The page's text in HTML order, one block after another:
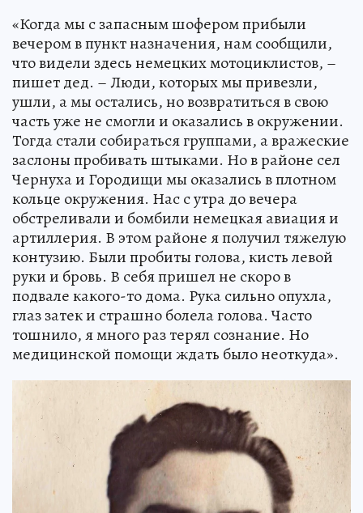
«Когда мы с запасным шофером прибыли
вечером в пункт назначения, нам сообщили,
что видели здесь немецких мотоциклистов, –
пишет дед. – Люди, которых мы привезли,
ушли, а мы остались, но возвратиться в свою
часть уже не смогли и оказались в окружении.
Тогда стали собираться группами, а вражеские
заслоны пробивать штыками. Но в районе сел
Чернуха и Городищи мы оказались в плотном
кольце окружения. Нас с утра до вечера
обстреливали и бомбили немецкая авиация и
артиллерия. В этом районе я получил тяжелую
контузию. Были пробиты голова, кисть левой
руки и бровь. В себя пришел не скоро в
подвале какого-то дома. Рука сильно опухла,
глаз затек и страшно болела голова. Часто
тошнило, я много раз терял сознание. Но
медицинской помощи ждать было неоткуда».